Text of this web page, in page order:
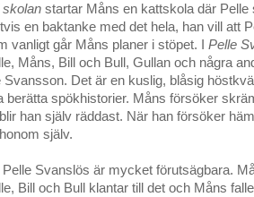
skolan startar Måns en kattskola där Pelle
en baktanke med det hela, han vill att
vanligt går Måns planer i stöpet. I Pelle
Måns, Bill och Bull, Gullan och några
Svansson. Det är en kuslig, blåsig
berätta spökhistorier. Måns försöker
han själv räddast. När han försöker
själv.
Pelle Svanslös är mycket förutsägbara.
Bill och Bull klantar till det och Måns